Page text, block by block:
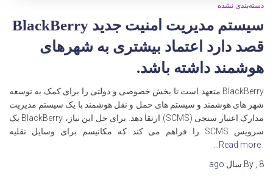
دسته‌بندی نشده
سیستم مدیریت امنیت جدید BlackBerry
قصد دارد اعتماد بیشتری به شهرهای
هوشمند داشته باشد.
BlackBerry متعهد است تا بخش خصوصی و دولتی را برای کمک به توسعه
شهر های هوشمند و سیستم های حمل و نقل هوشمند با یک سیستم مدیریت
مدارک اعتبار سنجی (SCMS) ارتقا دهد. برای حل این نیاز، BlackBerry یک
سرویس SCMS را فراهم می کند که مکانیسم برای وسایل نقلیه
Read more…
By
8 سال